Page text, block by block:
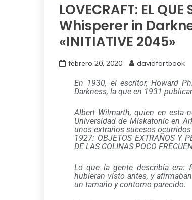
LOVECRAFT: EL
Whisperer in
«INITIATIVE 2045»
febrero 20, 2020 davidfartbook
En 1930, el escritor, Howard
Darkness, la que en 1931
Albert Wilmarth, quien en esta
Universidad de Miskatonic en
unos extraños sucesos
1927: OBJETOS EXTRAÑOS Y
DE LAS COLINAS POCO
Lo que la gente describía era:
hubieran visto antes, y
un tamaño y contorno parecido.